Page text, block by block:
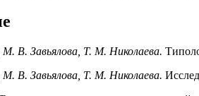
М. В. Завьялова, Т. М. Николаева.
М. В. Завьялова, Т. М. Николаева.